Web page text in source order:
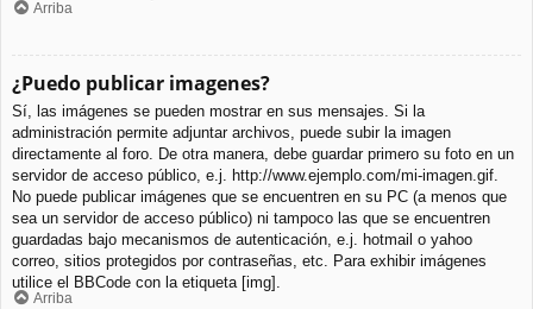
Arriba
¿Puedo publicar imagenes?
Sí, las imágenes se pueden mostrar en sus mensajes. Si la
administración permite adjuntar archivos, puede subir la imagen
directamente al foro. De otra manera, debe guardar primero su foto en un
servidor de acceso público, e.j. http://www.ejemplo.com/mi-imagen.gif.
No puede publicar imágenes que se encuentren en su PC (a menos que
sea un servidor de acceso público) ni tampoco las que se encuentren
guardadas bajo mecanismos de autenticación, e.j. hotmail o yahoo
correo, sitios protegidos por contraseñas, etc. Para exhibir imágenes
utilice el BBCode con la etiqueta [img].
Arriba